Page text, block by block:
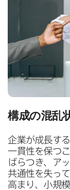
構成の​混乱
企業が​成長す
一貫性を​保つ
ばらつき、​ア
共通性を​失っ
高まり、​小規